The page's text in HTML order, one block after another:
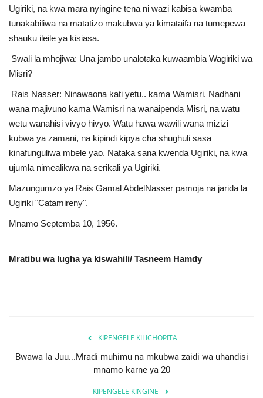
Ugiriki, na kwa mara nyingine tena ni wazi kabisa kwamba
tunakabiliwa na matatizo makubwa ya kimataifa na tumepewa
shauku ileile ya kisiasa.
Swali la mhojiwa: Una jambo unalotaka kuwaambia Wagiriki wa
Misri?
Rais Nasser: Ninawaona kati yetu.. kama Wamisri. Nadhani
wana majivuno kama Wamisri na wanaipenda Misri, na watu
wetu wanahisi vivyo hivyo. Watu hawa wawili wana mizizi
kubwa ya zamani, na kipindi kipya cha shughuli sasa
kinafunguliwa mbele yao. Nataka sana kwenda Ugiriki, na kwa
ujumla nimealikwa na serikali ya Ugiriki.
Mazungumzo ya Rais Gamal AbdelNasser pamoja na jarida la
Ugiriki "Catamireny".
Mnamo Septemba 10, 1956.
Mratibu wa lugha ya kiswahili/ Tasneem Hamdy
KIPENGELE KILICHOPITA
Bwawa la Juu...Mradi muhimu na mkubwa zaidi wa uhandisi
mnamo karne ya 20
KIPENGELE KINGINE